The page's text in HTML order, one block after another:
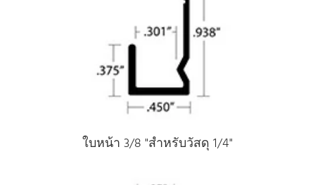
ใบหน้า 3/8 "สําหรับวัสดุ 1/4"